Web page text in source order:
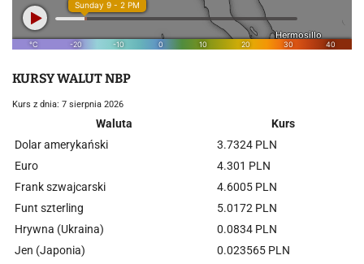
KURSY WALUT NBP
Kurs z dnia: 7 sierpnia 2026
Waluta
Kurs
Dolar amerykański
3.7324 PLN
Euro
4.301 PLN
Frank szwajcarski
4.6005 PLN
Funt szterling
5.0172 PLN
Hrywna (Ukraina)
0.0834 PLN
Jen (Japonia)
0.023565 PLN